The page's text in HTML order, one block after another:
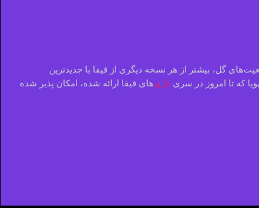
گل، بیشتر از هر نسخه دیگری از فیفا با جدیدترین
که تا امروز در سری بازی‌های فیفا ارائه شده، امکان پذیر شده